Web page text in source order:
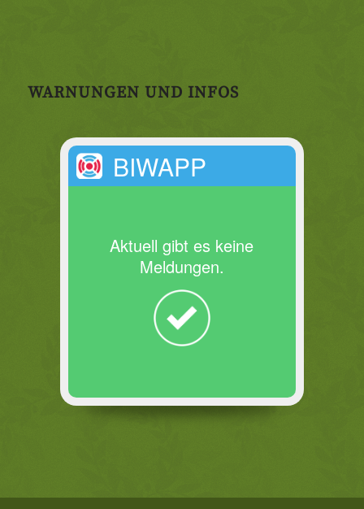
WARNUNGEN UND INFOS
BIWAPP
Aktuell gibt es keine
Meldungen.